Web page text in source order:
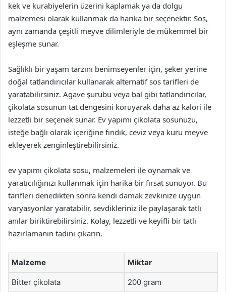
kek ve kurabiyelerin üzerini kaplamak ya da dolgu
malzemesi olarak kullanmak da harika bir seçenektir. Sos,
aynı zamanda çeşitli meyve dilimleriyle de mükemmel bir
eşleşme sunar.
Sağlıklı bir yaşam tarzını benimseyenler için, şeker yerine
doğal tatlandırıcılar kullanarak alternatif sos tarifleri de
yaratabilirsiniz. Agave şurubu veya bal gibi tatlandırıcılar,
çikolata sosunun tat dengesini koruyarak daha az kalori ile
lezzetli bir seçenek sunar. Ev yapımı çikolata sosunuzu,
isteğe bağlı olarak içeriğine fındık, ceviz veya kuru meyve
ekleyerek zenginleştirebilirsiniz.
ev yapımı çikolata sosu, malzemeleri ile oynamak ve
yaratıcılığınızı kullanmak için harika bir fırsat sunuyor. Bu
tarifleri denedikten sonra kendi damak zevkinize uygun
varyasyonlar yaratabilir, sevdikleriniz ile paylaşarak tatlı
anılar biriktirebilirsiniz. Kolay, lezzetli ve keyifli bir tatlı
hazırlamanın tadını çıkarın.
Malzeme Miktar
Bitter çikolata 200 gram